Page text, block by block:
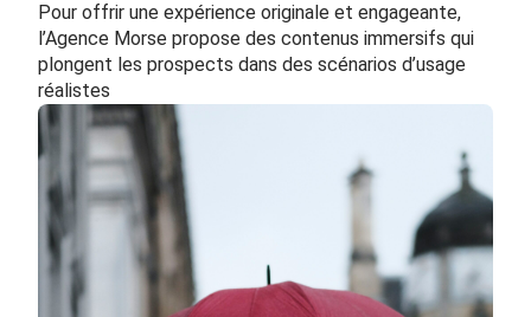
Pour offrir une expérience originale et engageante,
l’Agence Morse propose des contenus immersifs qui
plongent les prospects dans des scénarios d’usage
réalistes